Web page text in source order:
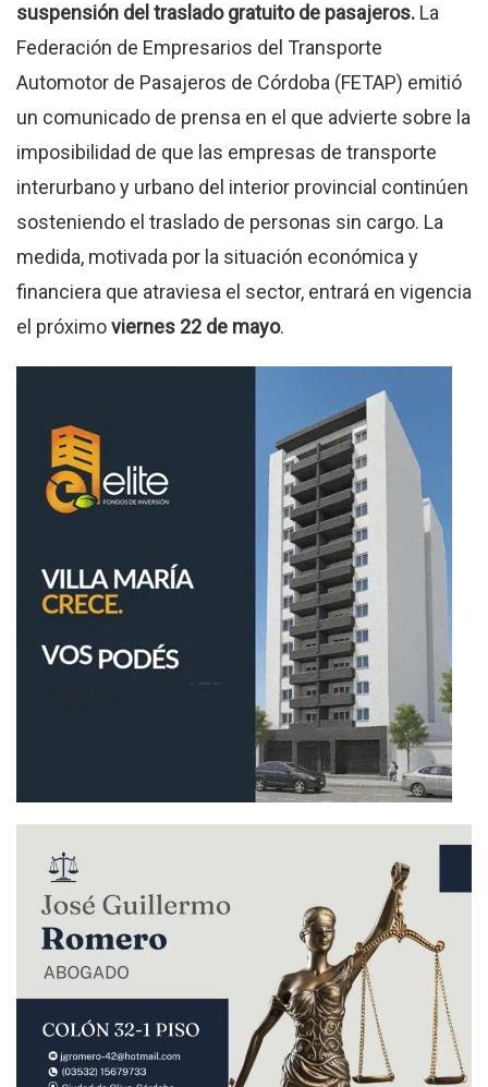
suspensión del traslado gratuito de pasajeros. La
Federación de Empresarios del Transporte
Automotor de Pasajeros de Córdoba (FETAP) emitió
un comunicado de prensa en el que advierte sobre la
imposibilidad de que las empresas de transporte
interurbano y urbano del interior provincial continúen
sosteniendo el traslado de personas sin cargo. La
medida, motivada por la situación económica y
financiera que atraviesa el sector, entrará en vigencia
el próximoviernes 22 de mayo.